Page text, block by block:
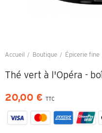
Accueil Boutique Épicerie fine
Thé vert à l'Opéra -
20,00 € TTC